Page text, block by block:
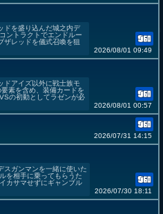
ドを盛り込んだ城之内デ
ントラクトでエンドルー
ザレッドを儀式召喚を狙
2026/08/01 09:49
ドアイズ以外に戦士族モ
素を含め、装備カードを
の初動としてラゼンが必
2026/08/01 00:57
2026/07/31 14:15
スガンマンを一緒に使いた
を相手に乗ってもらうた
カサマせずにギャンブル
2026/07/30 18:11